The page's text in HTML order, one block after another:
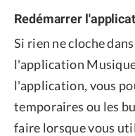
Redémarrer
Si rien ne cloche
l'application
l'application, vous
temporaires ou les
faire lorsque vous